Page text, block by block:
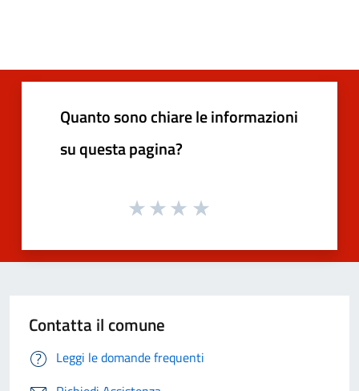
Quanto sono chiare le informazioni
su questa pagina?
Contatta il comune
Leggi le domande frequenti